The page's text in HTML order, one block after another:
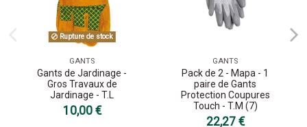
Rupture de stock
GANTS
Gants de Jardinage -
Gros Travaux de
Jardinage - T.L
10,00 €
GANTS
Pack de 2 - Mapa - 1
paire de Gants
Protection Coupures
Touch - T.M (7)
22,27 €